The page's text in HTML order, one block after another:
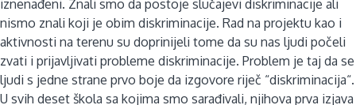
iznenađeni. Znali smo da postoje slučajevi diskriminacije ali
nismo znali koji je obim diskriminacije. Rad na projektu kao i
aktivnosti na terenu su doprinijeli tome da su nas ljudi počeli
zvati i prijavljivati probleme diskriminacije. Problem je taj da se
ljudi s jedne strane prvo boje da izgovore riječ “diskriminacija“.
U svih deset škola sa kojima smo sarađivali, njihova prva izjava